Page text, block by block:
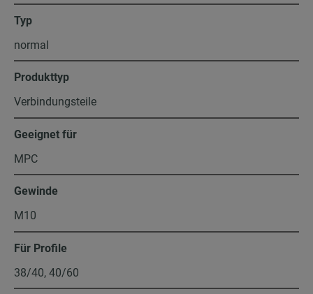
Typ
normal
Produkttyp
Verbindungsteile
Geeignet für
MPC
Gewinde
M10
Für Profile
38/40, 40/60